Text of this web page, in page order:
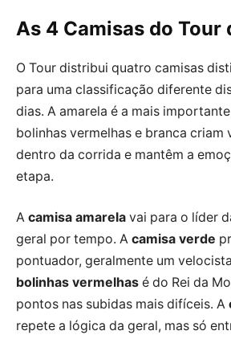
As 4 Camisas do Tour
O Tour distribui quatro camisas
para uma classificação diferente
dias. A amarela é a mais
bolinhas vermelhas e branca criam
dentro da corrida e mantêm a
etapa.
A camisa amarela vai para o líder
geral por tempo. A camisa verde
pontuador, geralmente um
bolinhas vermelhas é do Rei da
pontos nas subidas mais difíceis. A
repete a lógica da geral, mas só